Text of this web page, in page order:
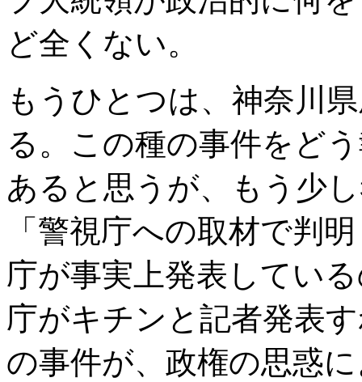
ど全くない。
もうひとつは、神奈川
る。この種の事件をど
あると思うが、もう少
「警視庁への取材で判
庁が事実上発表してい
庁がキチンと記者発表
の事件が、政権の思惑